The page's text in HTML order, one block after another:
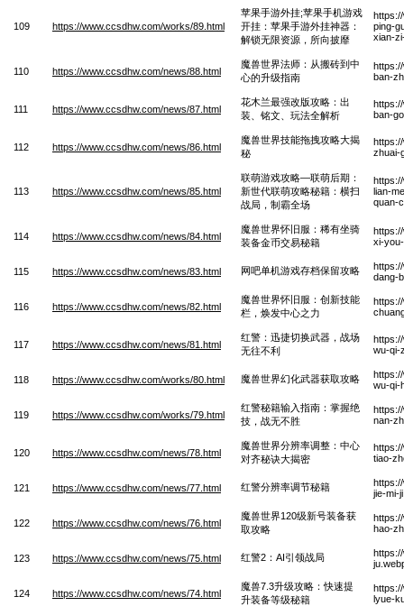
109 https://www.ccsdhw.com/works/89.html
苹果手游外挂;苹果手机游戏
开挂：苹果手游外挂神器：
解锁无限资源，所向披靡
ping-
xian-
110 https://www.ccsdhw.com/news/88.html
魔兽世界法师：从搬砖到中
心的升级指南
ban-
111 https://www.ccsdhw.com/news/87.html
花木兰最强改版攻略：出
装、铭文、玩法全解析
ban-
112 https://www.ccsdhw.com/news/86.html
魔兽世界技能拖拽攻略大揭
秘
zhuai-
113 https://www.ccsdhw.com/news/85.html
联萌游戏攻略—联萌后期：
新世代联萌攻略秘籍：横扫
战局，制霸全场
lian-
quan-
114 https://www.ccsdhw.com/news/84.html
魔兽世界怀旧服：稀有坐骑
装备金币交易秘籍
xi-
115 https://www.ccsdhw.com/news/83.html 网吧单机游戏存档保留攻略
dang-
116 https://www.ccsdhw.com/news/82.html
魔兽世界怀旧服：创新技能
栏，焕发中心之力
117 https://www.ccsdhw.com/news/81.html
红警：迅捷切换武器，战场
无往不利
wu-qi-
118 https://www.ccsdhw.com/works/80.html 魔兽世界幻化武器获取攻略
wu-qi-
119 https://www.ccsdhw.com/works/79.html
红警秘籍输入指南：掌握绝
技，战无不胜
nan-
120 https://www.ccsdhw.com/news/78.html
魔兽世界分辨率调整：中心
对齐秘诀大揭密
tiao-
121 https://www.ccsdhw.com/news/77.html 红警分辨率调节秘籍
jie-mi-
122 https://www.ccsdhw.com/news/76.html
魔兽世界120级新号装备获
取攻略
hao-
123 https://www.ccsdhw.com/news/75.html 红警2：AI引领战局
124 https://www.ccsdhw.com/news/74.html
魔兽7.3升级攻略：快速提
升装备等级秘籍
lyue-